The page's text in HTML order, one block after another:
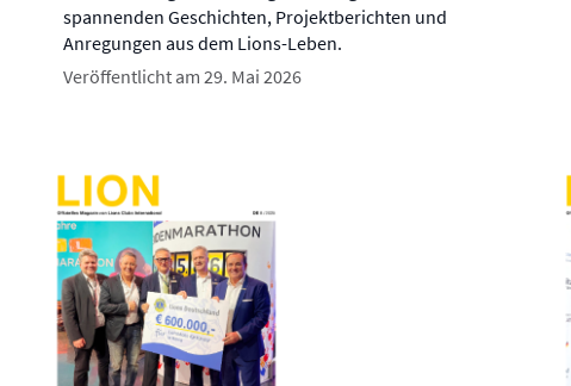
spannenden Geschichten, Projektberichten und
Anregungen aus dem Lions-Leben.
Veröffentlicht am 29. Mai 2026